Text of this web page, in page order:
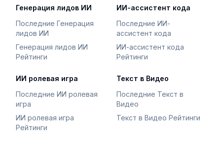
Генерация лидов ИИ
Последние Генерация
лидов ИИ
Генерация лидов ИИ
Рейтинги
ИИ-ассистент кода
Последние ИИ-
ассистент кода
ИИ-ассистент кода
Рейтинги
ИИ ролевая игра
Последние ИИ ролевая
игра
ИИ ролевая игра
Рейтинги
Текст в Видео
Последние Текст в
Видео
Текст в Видео Рейтинги